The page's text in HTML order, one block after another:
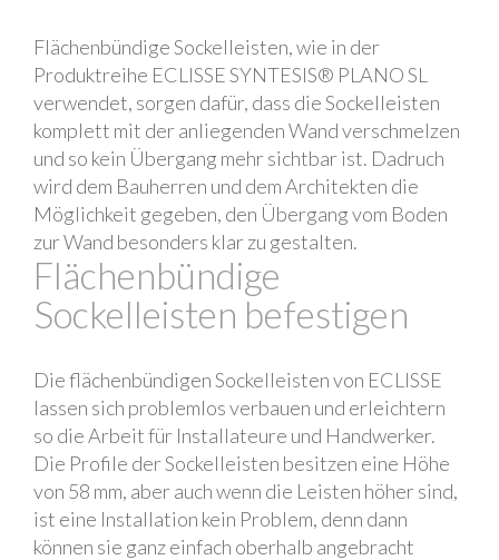
Flächenbündige Sockelleisten, wie in der
Produktreihe ECLISSE SYNTESIS® PLANO SL
verwendet, sorgen dafür, dass die Sockelleisten
komplett mit der anliegenden Wand verschmelzen
und so kein Übergang mehr sichtbar ist. Dadruch
wird dem Bauherren und dem Architekten die
Möglichkeit gegeben, den Übergang vom Boden
zur Wand besonders klar zu gestalten.
Flächenbündige
Sockelleisten befestigen
Die flächenbündigen Sockelleisten von ECLISSE
lassen sich problemlos verbauen und erleichtern
so die Arbeit für Installateure und Handwerker.
Die Profile der Sockelleisten besitzen eine Höhe
von 58 mm, aber auch wenn die Leisten höher sind,
ist eine Installation kein Problem, denn dann
können sie ganz einfach oberhalb angebracht